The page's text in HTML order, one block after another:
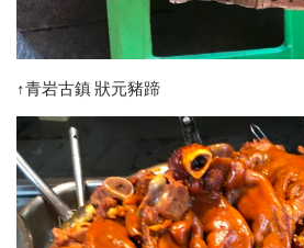
↑青岩古鎮 狀元豬蹄